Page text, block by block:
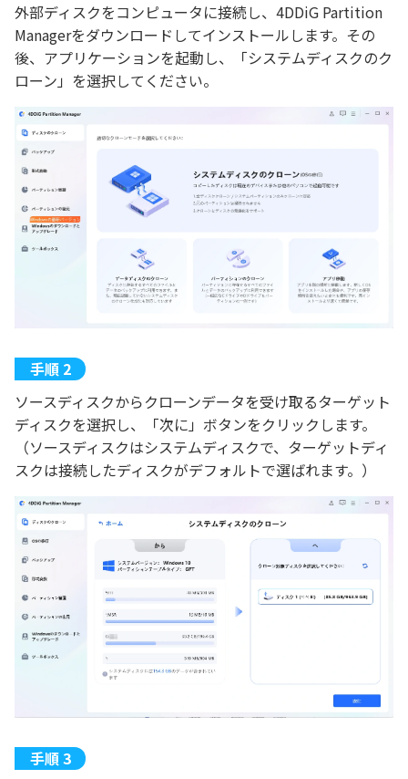
外部ディスクをコンピュータに接続し、4DDiG Partition
Managerをダウンロードしてインストールします。その
後、アプリケーションを起動し、「システムディスクのク
ローン」を選択してください。
ソースディスクからクローンデータを受け取るターゲット
ディスクを選択し、「次に」ボタンをクリックします。
（ソースディスクはシステムディスクで、ターゲットディ
スクは接続したディスクがデフォルトで選ばれます。）